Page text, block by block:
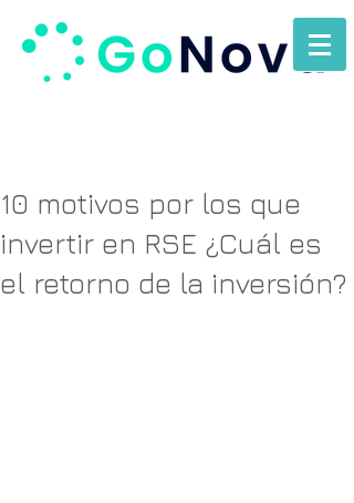
10 motivos por los que
invertir en RSE ¿Cuál es
el retorno de la inversión?